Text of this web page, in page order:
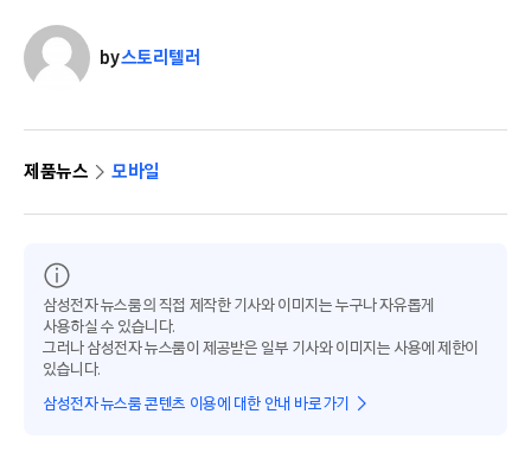
by스토리텔러
제품뉴스 모바일
삼성전자 뉴스룸의 직접 제작한 기사와 이미지는 누구나 자유롭게
사용하실 수 있습니다.
그러나 삼성전자 뉴스룸이 제공받은 일부 기사와 이미지는 사용에 제한이
있습니다.
삼성전자 뉴스룸 콘텐츠 이용에 대한 안내 바로가기